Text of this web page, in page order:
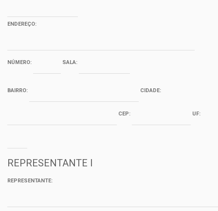
ENDEREÇO:
NÚMERO: SALA:
BAIRRO: CIDADE:
CEP: UF:
REPRESENTANTE I
REPRESENTANTE: